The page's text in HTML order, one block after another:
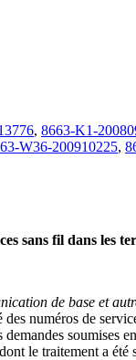
, 8663-K1-
W36-200910225,
sans fil dans les
de base et
numéros de
soumises
le traitement a